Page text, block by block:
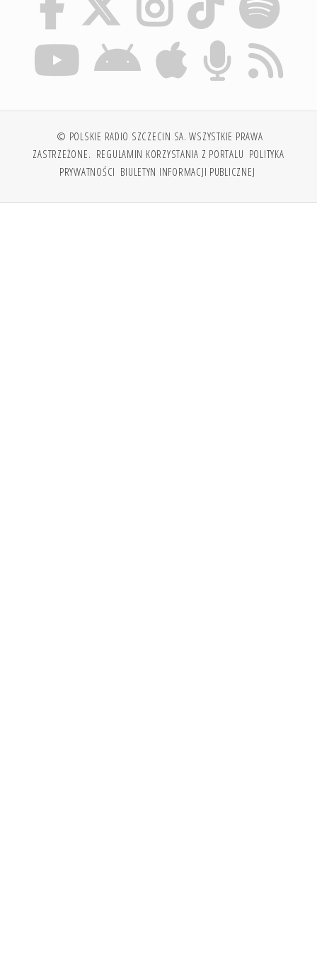
© POLSKIE RADIO SZCZECIN SA. WSZYSTKIE PRAWA
ZASTRZEŻONE. REGULAMIN KORZYSTANIA Z PORTALU POLITYKA
PRYWATNOŚCI BIULETYN INFORMACJI PUBLICZNEJ